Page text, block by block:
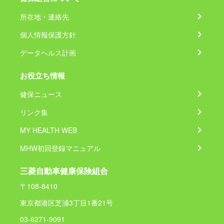
所在地・連絡先
個人情報保護方針
データヘルス計画
お役立ち情報
健保ニュース
リンク集
MY HEALTH WEB
MHW初回登録マニュアル
三菱自動車健康保険組合
〒108-8410
東京都港区芝浦3丁目1番21号
03-6271-9091